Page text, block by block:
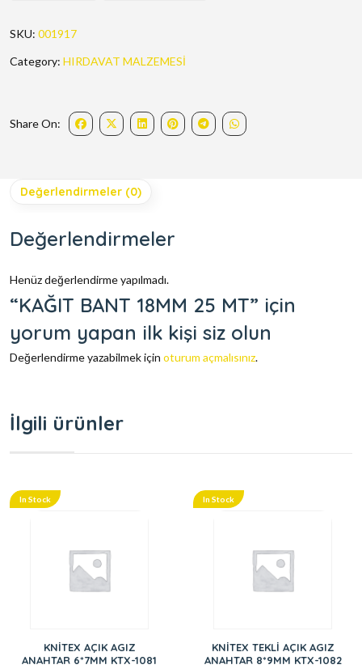
SKU: 001917
Category: HIRDAVAT MALZEMESİ
Share On:
Değerlendirmeler (0)
Değerlendirmeler
Henüz değerlendirme yapılmadı.
“KAĞIT BANT 18MM 25 MT” için
yorum yapan ilk kişi siz olun
Değerlendirme yazabilmek için oturum açmalısınız.
İlgili ürünler
In Stock
KNİTEX AÇIK AGIZ
ANAHTAR 6*7MM KTX-1081
In Stock
KNİTEX TEKLİ AÇIK AGIZ
ANAHTAR 8*9MM KTX-1082